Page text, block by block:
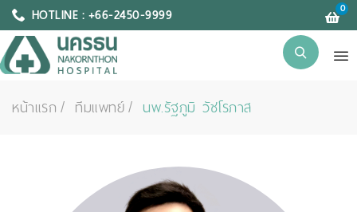
HOTLINE : +66-2450-9999 0
หน้าแรก ทีมแพทย์ นพ.รัฐภูมิ วัชโรภาส